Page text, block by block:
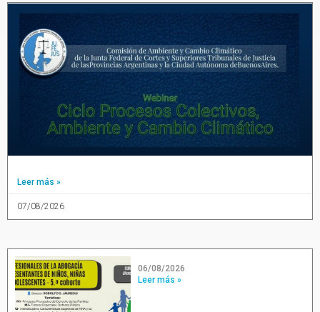
Leer más »
07/08/2026
06/08/2026
Leer más »